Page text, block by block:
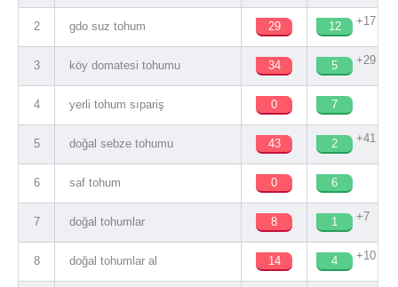
2 gdo suz tohum 29 12 +17
3 köy domatesi tohumu 34 5 +29
4 yerli tohum sıpariş 0 7
5 doğal sebze tohumu 43 2 +41
6 saf tohum 0 6
7 doğal tohumlar 8 1 +7
8 doğal tohumlar al 14 4 +10